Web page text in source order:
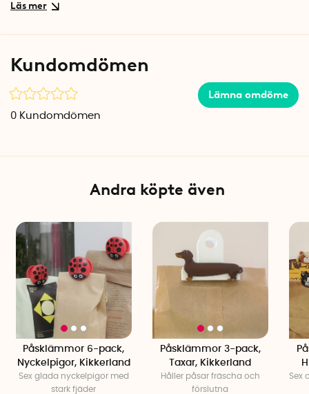
geometriska magneterna i lila, orange och grönt ger ett
Mått: 22 x 1,6 x 28 cm
Inkluderar: 3 magneter och perforerade minneslappar
Kundomdömen
Lämna omdöme
0 Kundomdömen
Andra köpte även
Påsklämmor 6-pack,
Nyckelpigor, Kikkerland
Sex glada nyckelpigor med
stark fjäder
Påsklämmor 3-pack,
Taxar, Kikkerland
Håller påsar fräscha och
förslutna
Sex